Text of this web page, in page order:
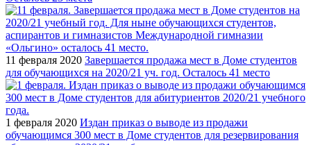
11 февраля 2020 Завершается продажа мест в Доме студентов
для обучающихся на 2020/21 уч. год. Осталось 41 место
1 февраля 2020 Издан приказ о выводе из продажи
обучающимся 300 мест в Доме студентов для резервирования